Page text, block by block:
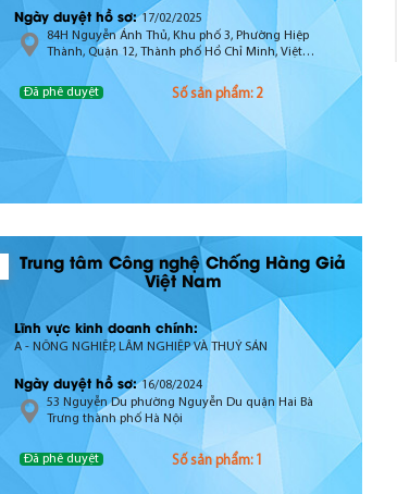
Ngày duyệt hồ sơ:17/02/2025
84H Nguyễn Ảnh Thủ, Khu phố 3, Phường Hiệp
Thành, Quận 12, Thành phố Hồ Chỉ Minh, Việt
Đã phê duyệt
Số sản phẩm: 2
Trung tâm Công nghệ Chống Hàng Giả
Việt Nam
Lĩnh vực kinh doanh chính:
A - NÔNG NGHIỆP, LÂM NGHIỆP VÀ THUỶ SẢN
Ngày duyệt hồ sơ:16/08/2024
53 Nguyễn Du phường Nguyễn Du quận Hai Bà
Trưng thành phố Hà Nội
Đã phê duyệt Số sản phẩm: 1